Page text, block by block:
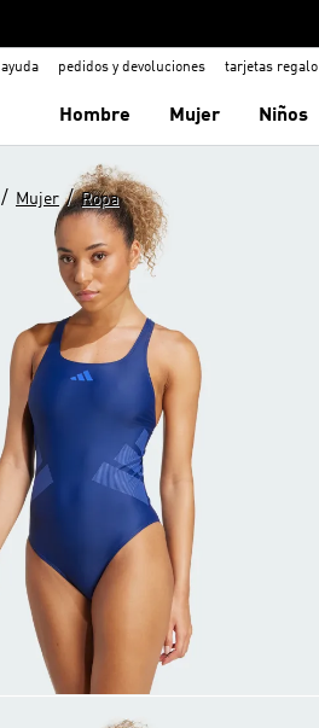
ayuda pedidos y devoluciones tarjetas regalo
Hombre Mujer Niños
/ Mujer / Ropa